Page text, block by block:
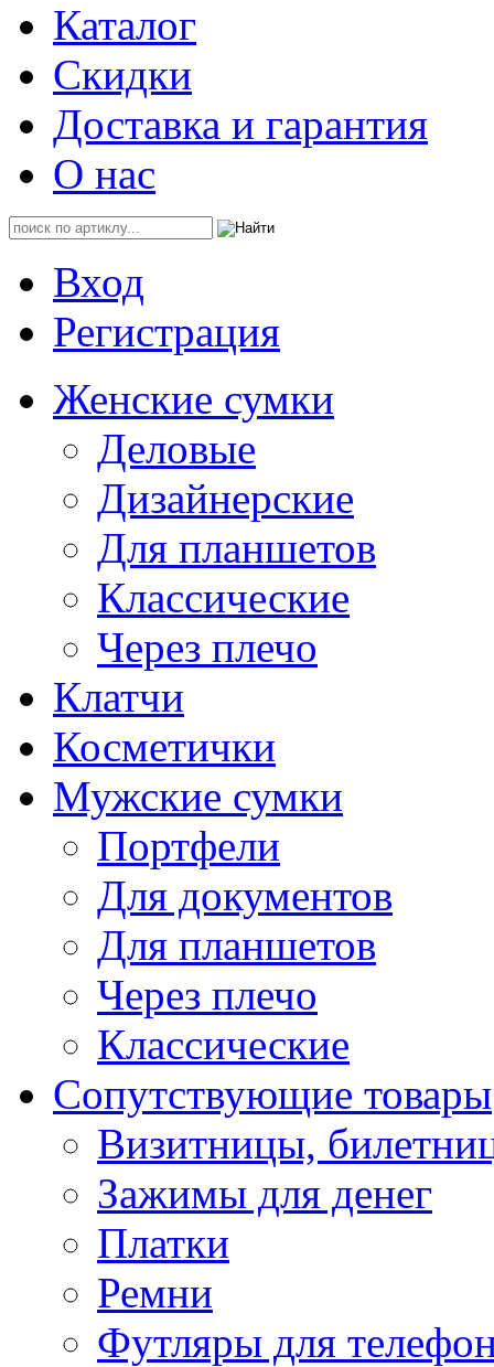
Каталог
Скидки
Доставка и гарантия
О нас
Вход
Регистрация
Женские сумки
Деловые
Дизайнерские
Для планшетов
Классические
Через плечо
Клатчи
Косметички
Мужские сумки
Портфели
Для документов
Для планшетов
Через плечо
Классические
Сопутствующие товары
Визитницы,
Зажимы для денег
Платки
Ремни
Футляры для